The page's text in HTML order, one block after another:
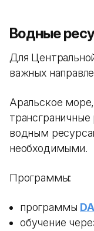
Водные
Для
важных
Аральское
водным
необходимыми.
Программы:
программы
обучение